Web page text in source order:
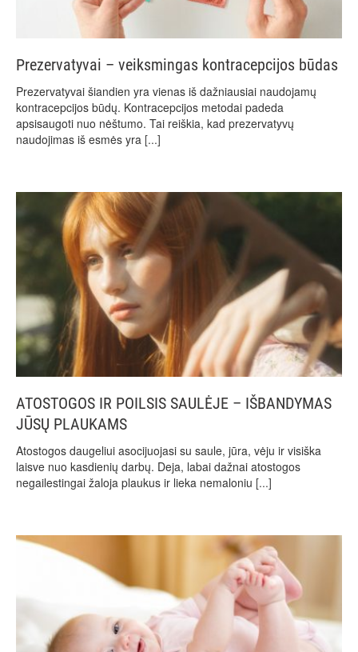
Prezervatyvai – veiksmingas kontracepcijos būdas
Prezervatyvai šiandien yra vienas iš dažniausiai naudojamų
kontracepcijos būdų. Kontracepcijos metodai padeda
apsisaugoti nuo nėštumo. Tai reiškia, kad prezervatyvų
naudojimas iš esmės yra [...]
ATOSTOGOS IR POILSIS SAULĖJE – IŠBANDYMAS
JŪSŲ PLAUKAMS
Atostogos daugeliui asocijuojasi su saule, jūra, vėju ir visiška
laisve nuo kasdienių darbų. Deja, labai dažnai atostogos
negailestingai žaloja plaukus ir lieka nemaloniu [...]